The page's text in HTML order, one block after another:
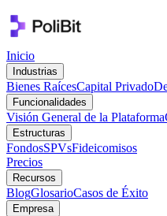
Inicio
Industrias
Bienes RaícesCapital Privado
Funcionalidades
Visión General de la Plataforma
Estructuras
FondosSPVsFideicomisos
Precios
Recursos
BlogGlosarioCasos de Éxito
Empresa